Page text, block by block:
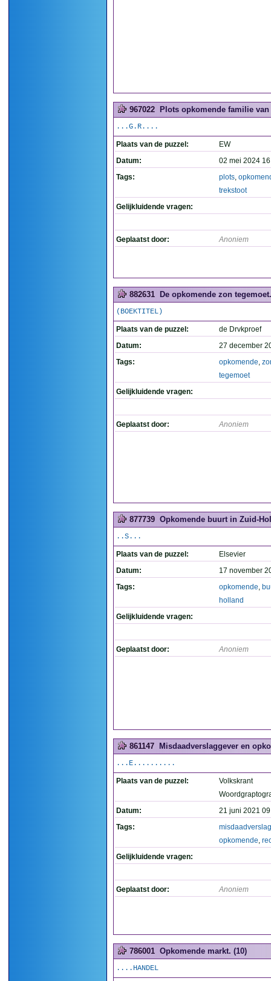
967022 Plots opkomende familie van
...G.R....
Plaats van de puzzel:
EW
Datum:
02 mei 2024
Tags:
plots,
trekstoot
Gelijkluidende vragen:
Geplaatst door: Anoniem
882631 De opkomende zon
(BOEKTITEL)
Plaats van de puzzel:
de Drvkproef
Datum:
27 december
Tags:
opkomende,
tegemoet
Gelijkluidende vragen:
Geplaatst door: Anoniem
877739 Opkomende buurt in Zuid-
..S...
Plaats van de puzzel:
Elsevier
Datum:
17 november
Tags:
opkomende,
holland
Gelijkluidende vragen:
Geplaatst door: Anoniem
861147 Misdaadverslaggever en
...E..........
Plaats van de puzzel:
Volkskrant
Datum:
21 juni 2021
Tags:
opkomende,
Gelijkluidende vragen:
Geplaatst door: Anoniem
786001 Opkomende markt. (10)
....HANDEL